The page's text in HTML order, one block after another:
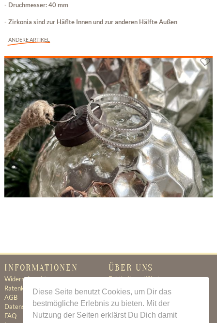
Diese Seite benutzt Cookies, um Dir das
bestmögliche Erlebnis zu bieten. Mit der
Nutzung der Seiten erklärst Du Dich damit
- Druchmesser: 40 mm
- Zirkonia sind zur Häflte Innen und zur anderen Hälfte Außen
ANDERE ARTIKEL
Kleine Creolen 925 Silber
Fr. 136.66
INFORMATIONEN
Widerrufsrecht
Ratenkauf
AGB
Datenschutz
FAQ
ÜBER UNS
Echtheitszertifikat
Ratenkauf
Newsletter
Kontakt
Jobs